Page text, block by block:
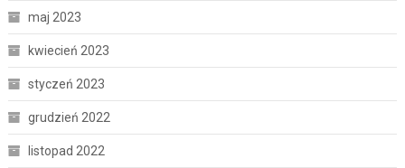
maj 2023
kwiecień 2023
styczeń 2023
grudzień 2022
listopad 2022